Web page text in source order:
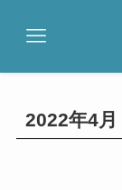
2022年4月